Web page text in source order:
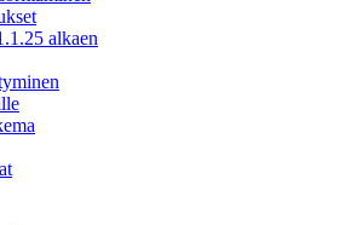
alkaen